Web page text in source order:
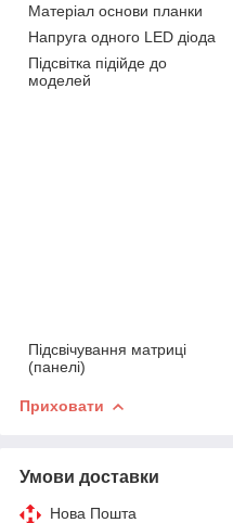
Матеріал основи планки
Напруга одного LED діода
Підсвітка підійде до
моделей
Підсвічування матриці
(панелі)
Приховати
Умови доставки
Нова Пошта